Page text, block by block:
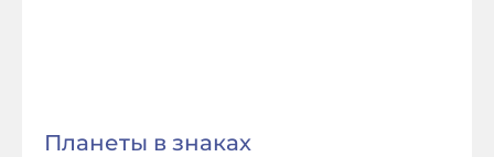
Планеты в знаках